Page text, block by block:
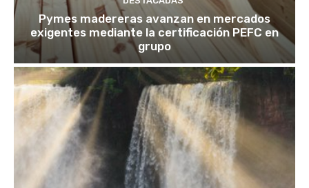
Pymes madereras avanzan en mercados
exigentes mediante la certificación PEFC en
grupo